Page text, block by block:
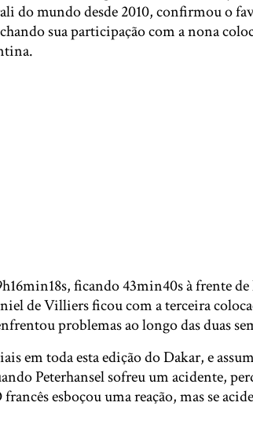
do mundo desde 2010, confirmou o
sua participação com a nona
ficando 43min40s à frente
de Villiers ficou com a terceira
problemas ao longo das duas
em toda esta edição do Dakar, e
Peterhansel sofreu um acidente,
esboçou uma reação, mas se